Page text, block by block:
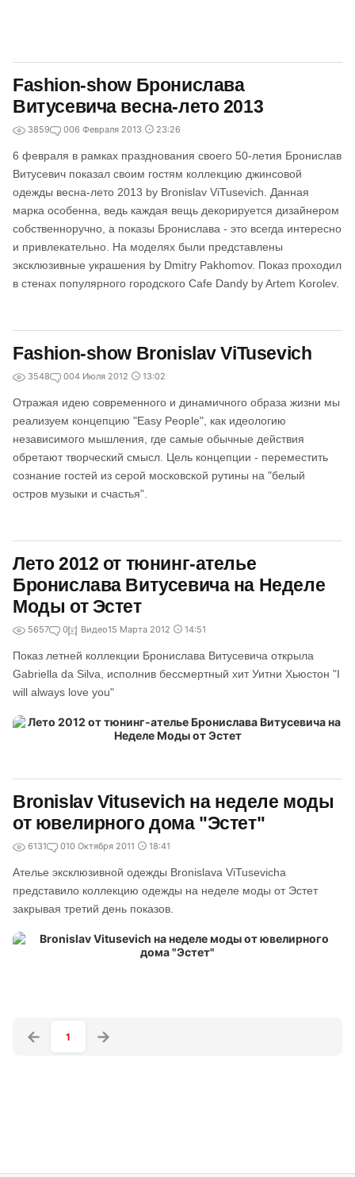
Fashion-show Бронислава
Витусевича весна-лето 2013
3859 006 Февраля 2013 23:26
6 февраля в рамках празднования своего 50-летия Бронислав
Витусевич показал своим гостям коллекцию джинсовой
одежды весна-лето 2013 by Bronislav ViTusevich. Данная
марка особенна, ведь каждая вещь декорируется дизайнером
собственноручно, а показы Бронислава - это всегда интересно
и привлекательно. На моделях были представлены
эксклюзивные украшения by Dmitry Pakhomov. Показ проходил
в стенах популярного городского Cafe Dandy by Artem Korolev.
Fashion-show Bronislav ViTusevich
3548 004 Июля 2012 13:02
Отражая идею современного и динамичного образа жизни мы
реализуем концепцию "Easy People", как идеологию
независимого мышления, где самые обычные действия
обретают творческий смысл. Цель концепции - переместить
сознание гостей из серой московской рутины на "белый
остров музыки и счастья".
Лето 2012 от тюнинг-ателье
Бронислава Витусевича на Неделе
Моды от Эстет
5657 0 Видео15 Марта 2012 14:51
Показ летней коллекции Бронислава Витусевича открыла
Gabriella da Silva, исполнив бессмертный хит Уитни Хьюстон "I
will always love you"
Bronislav Vitusevich на неделе моды
от ювелирного дома "Эстет"
6131 010 Октября 2011 18:41
Ателье эксклюзивной одежды Bronislava ViTusevicha
представило коллекцию одежды на неделе моды от Эстет
закрывая третий день показов.
1